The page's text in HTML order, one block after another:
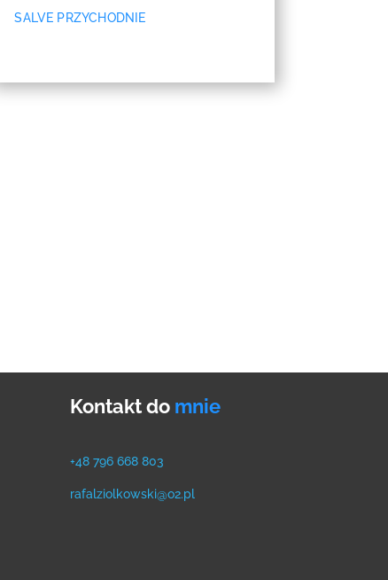
SALVE PRZYCHODNIE
Kontakt do mnie
+48 796 668 803
rafalziolkowski@o2.pl